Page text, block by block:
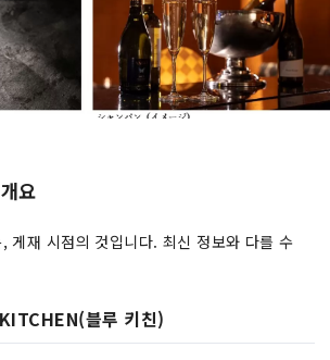
요
게재 시점의 것입니다. 최신 정보와 다를 수
블루 키친)